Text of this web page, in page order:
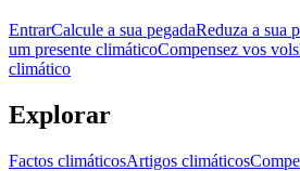
EntrarCalcule a sua pegadaReduza a sua
um presente climáticoCompensez vos vols
climático
Explorar
Factos climáticosArtigos climáticos